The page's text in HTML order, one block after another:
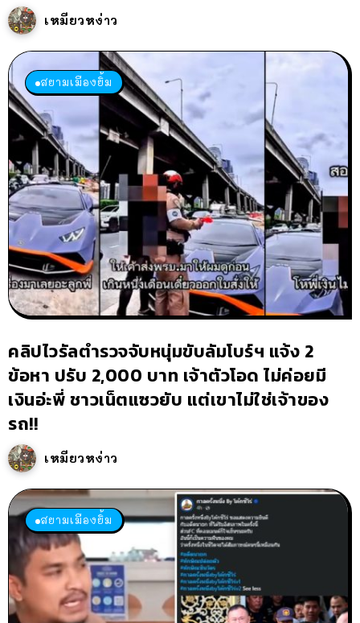
เหมียวหง่าว
สยามเมืองยิ้ม
คลิปไวรัลตำรวจจับหนุ่มขับลัมโบร์ฯ แจ้ง 2
ข้อหา ปรับ 2,000 บาท เจ้าตัวโอด ไม่ค่อยมี
เงินอ่ะพี่ ชาวเน็ตแซวยับ แต่เขาไม่ใช่เจ้าของ
รถ!!
เหมียวหง่าว
สยามเมืองยิ้ม